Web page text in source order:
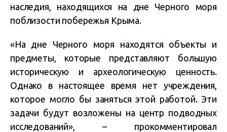
наследия, находящихся на дне Черного моря
поблизости побережья Крыма.
«На дне Черного моря находятся объекты и
предметы, которые представляют большую
историческую и археологическую ценность.
Однако в настоящее время нет учреждения,
которое могло бы заняться этой работой. Эти
задачи будут возложены на центр подводных
исследований», – прокомментировал